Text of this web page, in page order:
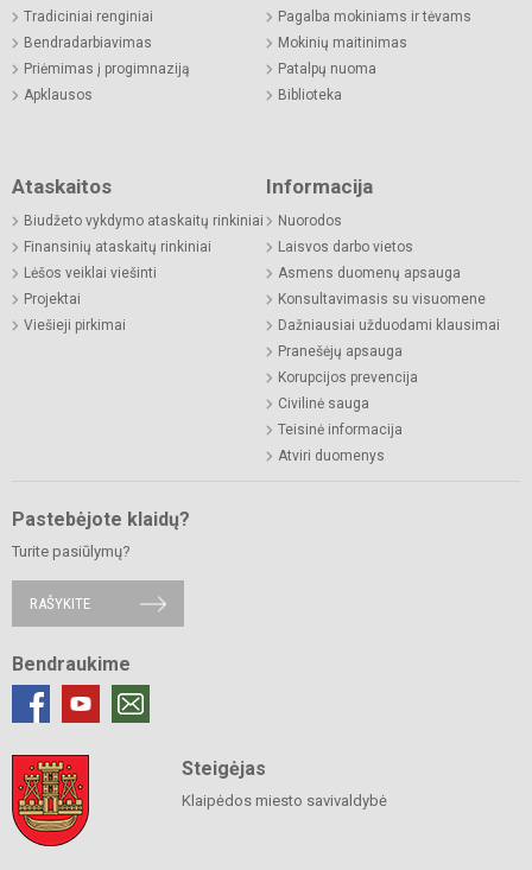
Tradiciniai renginiai
Bendradarbiavimas
Priėmimas į progimnaziją
Apklausos
Pagalba mokiniams ir tėvams
Mokinių maitinimas
Patalpų nuoma
Biblioteka
Ataskaitos
Biudžeto vykdymo ataskaitų rinkiniai
Finansinių ataskaitų rinkiniai
Lėšos veiklai viešinti
Projektai
Viešieji pirkimai
Informacija
Nuorodos
Laisvos darbo vietos
Asmens duomenų apsauga
Konsultavimasis su visuomene
Dažniausiai užduodami klausimai
Pranešėjų apsauga
Korupcijos prevencija
Civilinė sauga
Teisinė informacija
Atviri duomenys
Pastebėjote klaidų?
Turite pasiūlymų?
RAŠYKITE
Bendraukime
Steigėjas
Klaipėdos miesto savivaldybė